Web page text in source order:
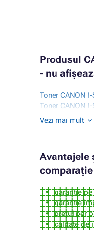
Produsul
- nu
Toner CANON I-
Toner CANON I-
Toner CANON I-
Vezi mai mult
Avantajele
garanție pe
garanție
prețul per
calitate de